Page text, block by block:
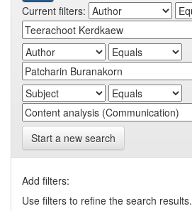
Current filters:
Start a new search
Add filters:
Use filters to refine the search results.